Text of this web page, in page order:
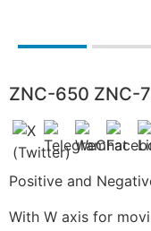
ZNC-650 ZNC-
Positive and
With W axis for